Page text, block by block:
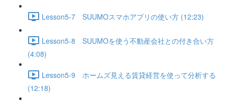
Lesson5-7 SUUMOスマホアプリの使い方 (12:23)
Lesson5-8 SUUMOを使う不動産会社との付き合い方
(4:08)
Lesson5-9 ホームズ見える賃貸経営を使って分析する
(12:18)